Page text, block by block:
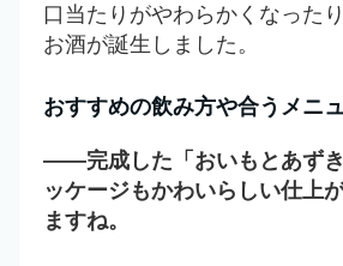
口当たりがやわらかくなった
お酒が誕生しました。
おすすめの飲み方や合うメニ
――完成した「おいもとあず
ッケージもかわいらしい仕上
ますね。